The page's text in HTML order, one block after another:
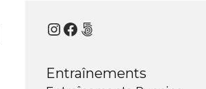
Instagram
Facebook
500px
Entraînements